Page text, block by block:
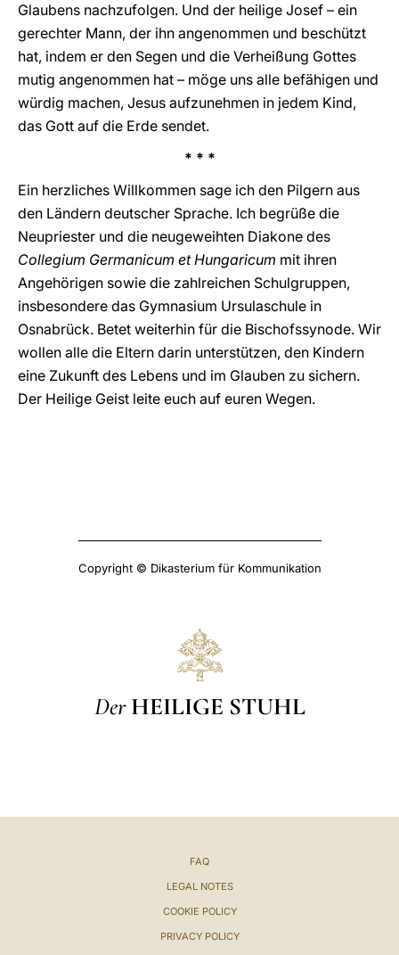
Glaubens nachzufolgen. Und der heilige Josef – ein
gerechter Mann, der ihn angenommen und beschützt
hat, indem er den Segen und die Verheißung Gottes
mutig angenommen hat – möge uns alle befähigen und
würdig machen, Jesus aufzunehmen in jedem Kind,
das Gott auf die Erde sendet.
* * *
Ein herzliches Willkommen sage ich den Pilgern aus
den Ländern deutscher Sprache. Ich begrüße die
Neupriester und die neugeweihten Diakone des
Collegium Germanicum et Hungaricum mit ihren
Angehörigen sowie die zahlreichen Schulgruppen,
insbesondere das Gymnasium Ursulaschule in
Osnabrück. Betet weiterhin für die Bischofssynode. Wir
wollen alle die Eltern darin unterstützen, den Kindern
eine Zukunft des Lebens und im Glauben zu sichern.
Der Heilige Geist leite euch auf euren Wegen.
Copyright © Dikasterium für Kommunikation
Der HEILIGE STUHL
FAQ
LEGAL NOTES
COOKIE POLICY
PRIVACY POLICY